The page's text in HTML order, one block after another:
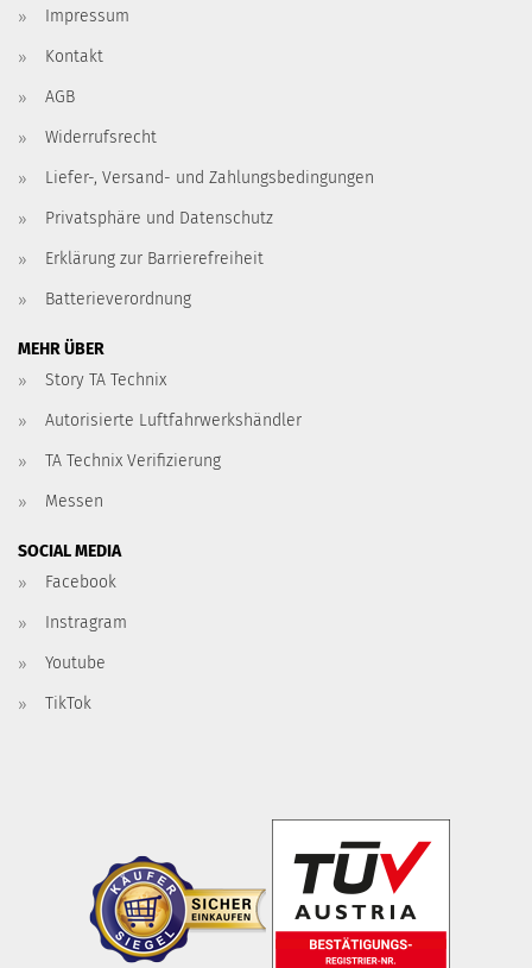
Impressum
Kontakt
AGB
Widerrufsrecht
Liefer-, Versand- und Zahlungsbedingungen
Privatsphäre und Datenschutz
Erklärung zur Barrierefreiheit
Batterieverordnung
MEHR ÜBER
Story TA Technix
Autorisierte Luftfahrwerkshändler
TA Technix Verifizierung
Messen
SOCIAL MEDIA
Facebook
Instragram
Youtube
TikTok